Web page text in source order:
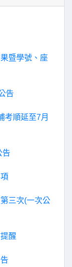
暨學號、座
告
考順延至7月
告
三次(一次公
醒